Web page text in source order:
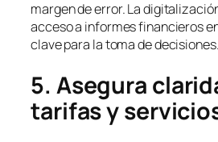
margen de error. La
acceso a informes financieros
clave para la toma de decisiones.
5. Asegura
tarifas y